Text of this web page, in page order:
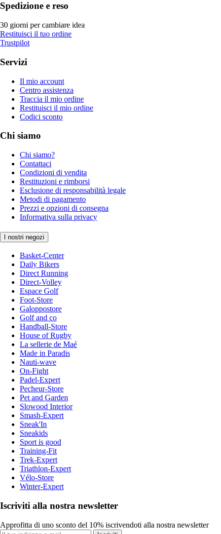
Spedizione e reso
30 giorni per cambiare idea
Restituisci il tuo ordine
Trustpilot
Servizi
Il mio account
Centro assistenza
Traccia il mio ordine
Restituisci il mio ordine
Codici sconto
Chi siamo
Chi siamo?
Contattaci
Condizioni di vendita
Restituzioni e rimborsi
Esclusione di responsabilità legale
Metodi di pagamento
Prezzi e opzioni di consegna
Informativa sulla privacy
I nostri negozi
Basket-Center
Daily Bikers
Direct Running
Direct-Volley
Espace Golf
Foot-Store
Galoppostore
Golf and co
Handball-Store
House of Rugby
La sellerie de Maé
Made in Paradis
Nauti-wave
On-Fight
Padel-Expert
Pecheur-Store
Pet and Garden
Slowood Interior
Smash-Expert
Sneak'In
Sneakids
Sport is good
Training-Fit
Trek-Expert
Triathlon-Expert
Vélo-Store
Winter-Expert
Iscriviti alla nostra newsletter
Approfitta di uno sconto del 10% iscrivendoti alla nostra newsletter